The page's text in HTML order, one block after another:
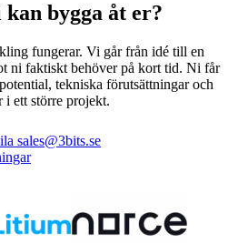
bygga åt er?
fungerar. Vi går från idé till en
ni faktiskt behöver på kort tid. Ni får
tekniska förutsättningar och
i ett större projekt.
sales@3bits.se